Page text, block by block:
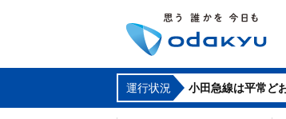
運行状況 小田急線は平常ど